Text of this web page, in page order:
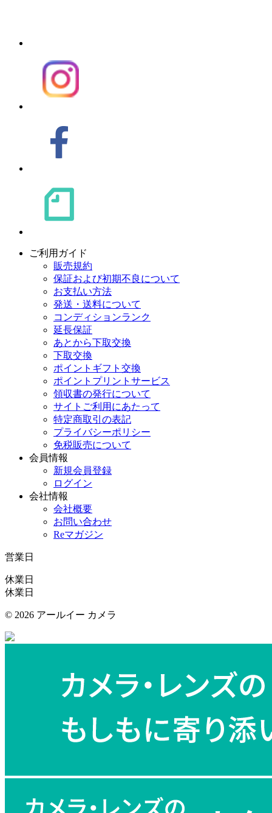
ご利用ガイド
販売規約
保証および初期不良について
お支払い方法
発送・送料について
コンディションランク
延長保証
あとから下取交換
下取交換
ポイントギフト交換
ポイントプリントサービス
領収書の発行について
サイトご利用にあたって
特定商取引の表記
プライバシーポリシー
免税販売について
会員情報
新規会員登録
ログイン
会社情報
会社概要
お問い合わせ
Reマガジン
営業日
休業日
休業日
© 2026 アールイー カメラ